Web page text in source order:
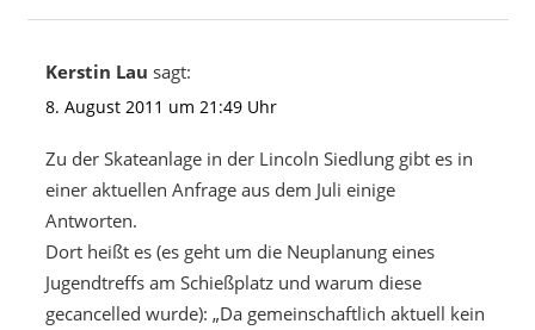
Kerstin Lau sagt:
8. August 2011 um 21:49 Uhr
Zu der Skateanlage in der Lincoln Siedlung gibt es in
einer aktuellen Anfrage aus dem Juli einige
Antworten.
Dort heißt es (es geht um die Neuplanung eines
Jugendtreffs am Schießplatz und warum diese
gecancelled wurde): „Da gemeinschaftlich aktuell kein